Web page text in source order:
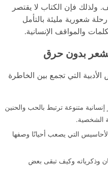
ولذلك فإن الكتاب لا يقتصر
شعورية مليئة بالتأمل
والمواقف الإنسانية.
بدون حرق
التي تجمع بين الخاطرة
متنوعة ترتبط بالحب والحنين
الشخصية.
التي يصعب أحيانًا وصفها
وذكرياته وكيف تبقى بعض